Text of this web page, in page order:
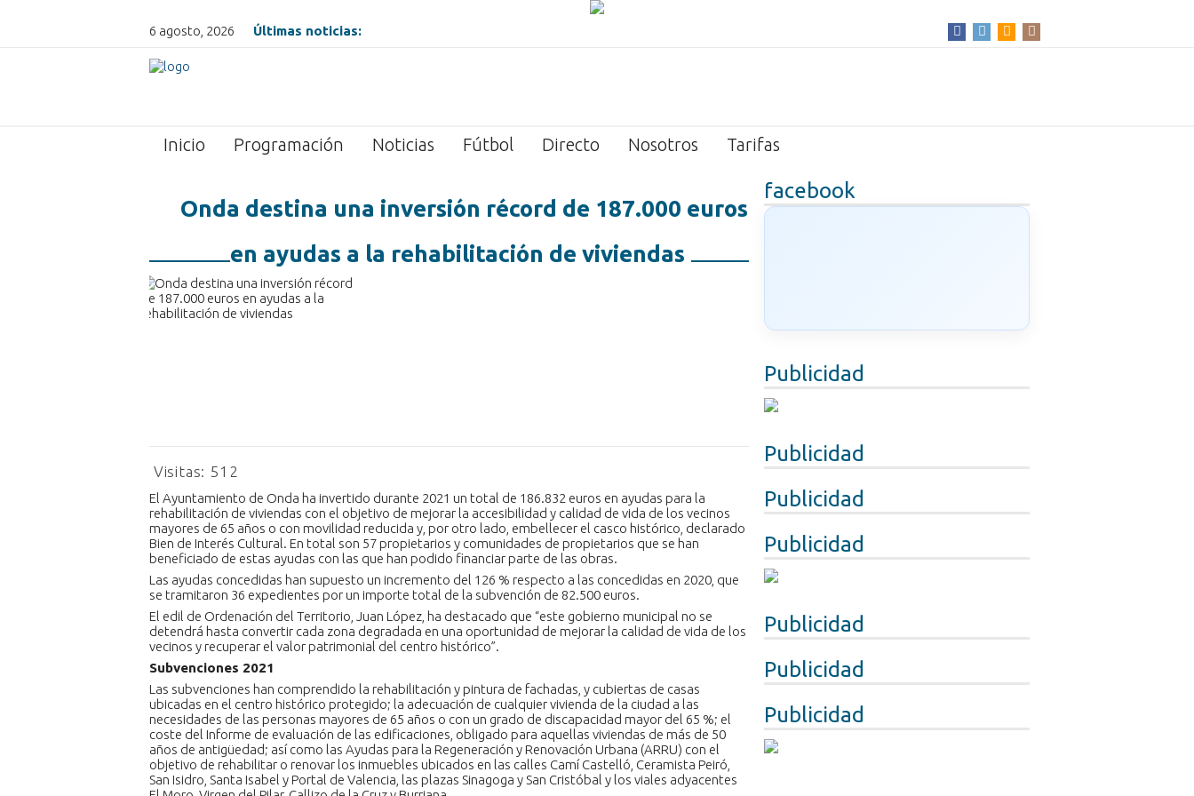
6 agosto, 2026 Últimas noticias:
Inicio Programación Noticias Fútbol Directo Nosotros Tarifas
facebook
Publicidad
Publicidad
Publicidad
Publicidad
Publicidad
Publicidad
Publicidad
Onda destina una inversión récord de 187.000 euros
en ayudas a la rehabilitación de viviendas
Visitas: 512
El Ayuntamiento de Onda ha invertido durante 2021 un total de 186.832 euros en ayudas para la
rehabilitación de viviendas con el objetivo de mejorar la accesibilidad y calidad de vida de los vecinos
mayores de 65 años o con movilidad reducida y, por otro lado, embellecer el casco histórico, declarado
Bien de Interés Cultural. En total son 57 propietarios y comunidades de propietarios que se han
beneficiado de estas ayudas con las que han podido financiar parte de las obras.
Las ayudas concedidas han supuesto un incremento del 126 % respecto a las concedidas en 2020, que
se tramitaron 36 expedientes por un importe total de la subvención de 82.500 euros.
El edil de Ordenación del Territorio, Juan López, ha destacado que “este gobierno municipal no se
detendrá hasta convertir cada zona degradada en una oportunidad de mejorar la calidad de vida de los
vecinos y recuperar el valor patrimonial del centro histórico”.
Subvenciones 2021
Las subvenciones han comprendido la rehabilitación y pintura de fachadas, y cubiertas de casas
ubicadas en el centro histórico protegido; la adecuación de cualquier vivienda de la ciudad a las
necesidades de las personas mayores de 65 años o con un grado de discapacidad mayor del 65 %; el
coste del Informe de evaluación de las edificaciones, obligado para aquellas viviendas de más de 50
años de antigüedad; así como las Ayudas para la Regeneración y Renovación Urbana (ARRU) con el
objetivo de rehabilitar o renovar los inmuebles ubicados en las calles Camí Castelló, Ceramista Peiró,
San Isidro, Santa Isabel y Portal de Valencia, las plazas Sinagoga y San Cristóbal y los viales adyacentes